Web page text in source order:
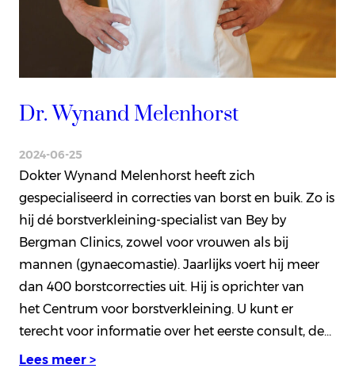
Dr. Wynand Melenhorst
2024-06-25
Dokter Wynand Melenhorst heeft zich
gespecialiseerd in correcties van borst en buik. Zo is
hij dé borstverkleining-specialist van Bey by
Bergman Clinics, zowel voor vrouwen als bij
mannen (gynaecomastie). Jaarlijks voert hij meer
dan 400 borstcorrecties uit. Hij is oprichter van
het Centrum voor borstverkleining. U kunt er
terecht voor informatie over het eerste consult, de…
Lees meer >